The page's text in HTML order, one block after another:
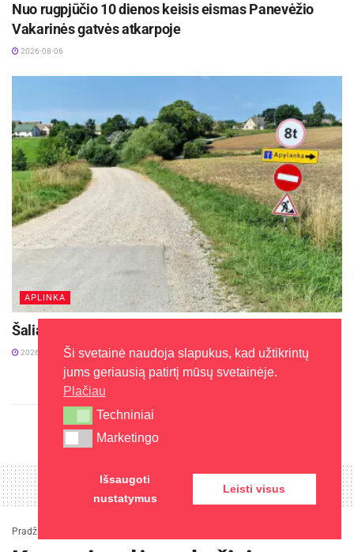
Nuo rugpjūčio 10 dienos keisis eismas Panevėžio
Vakarinės gatvės atkarpoje
2026-08-06
APLINKA
Šalia Baisogalos prasidėjo ilgai laukto kelio remontas
2026-08-05
Pradžia
Ši svetainė naudoja slapukus, kad užtikrintų
jums geriausią patirtį mūsų svetainėje.
Plačiau
Techniniai
Techniniai
Marketingo
Marketingo
Išsaugoti
nustatymus
Leisti visus